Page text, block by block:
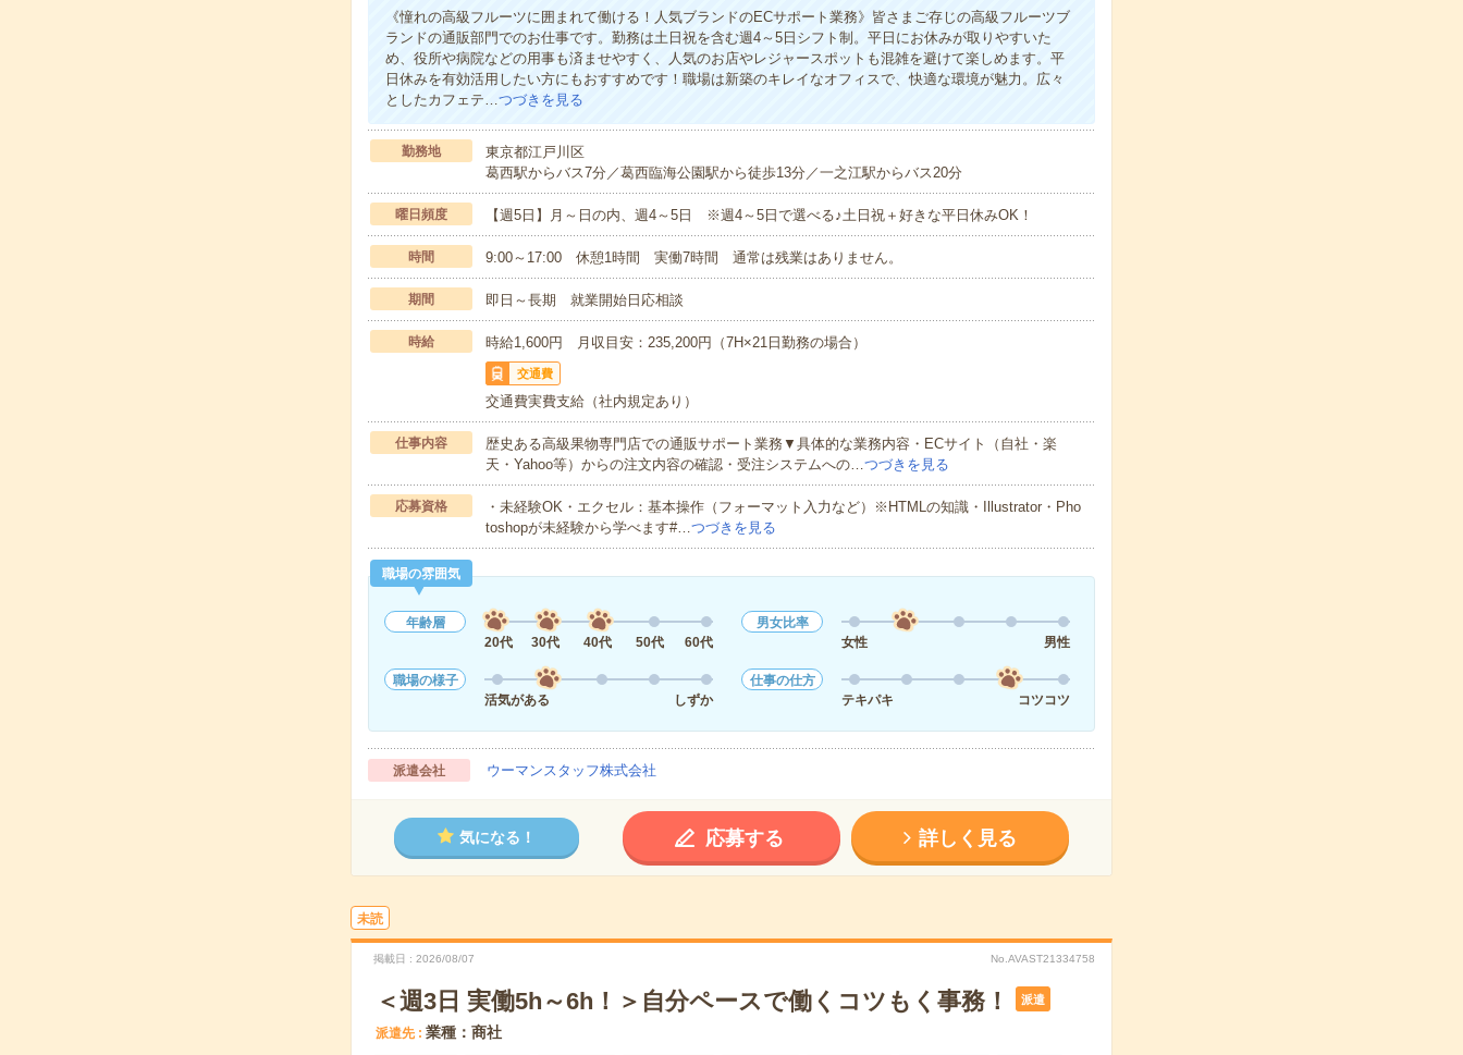
《憧れの高級フルーツに囲まれて働ける！人気ブランドのECサポート業務》皆さまご存じの高級フルーツブ
ランドの通販部門でのお仕事です。勤務は土日祝を含む週4～5日シフト制。平日にお休みが取りやすいた
め、役所や病院などの用事も済ませやすく、人気のお店やレジャースポットも混雑を避けて楽しめます。平
日休みを有効活用したい方にもおすすめです！職場は新築のキレイなオフィスで、快適な環境が魅力。広々
としたカフェテ…つづきを見る
勤務地
東京都江戸川区
葛西駅からバス7分／葛西臨海公園駅から徒歩13分／一之江駅からバス20分
曜日頻度 【週5日】月～日の内、週4～5日 ※週4～5日で選べる♪土日祝＋好きな平日休みOK！
時間 9:00～17:00 休憩1時間 実働7時間 通常は残業はありません。
期間 即日～長期 就業開始日応相談
時給 時給1,600円 月収目安：235,200円（7H×21日勤務の場合）
交通費
交通費実費支給（社内規定あり）
仕事内容
歴史ある高級果物専門店での通販サポート業務▼具体的な業務内容・ECサイト（自社・楽
天・Yahoo等）からの注文内容の確認・受注システムへの…つづきを見る
応募資格
・未経験OK・エクセル：基本操作（フォーマット入力など）※HTMLの知識・Illustrator・Pho
toshopが未経験から学べます#…つづきを見る
職場の雰囲気
年齢層
20代
30代 40代 50代 60代
男女比率
女性
男性
職場の様子
活気がある
しずか
仕事の仕方
テキパキ
コツコツ
派遣会社 ウーマンスタッフ株式会社
気になる！ 応募する 詳しく見る
未読
掲載日 2026/08/07 No.AVAST21334758
＜週3日 実働5h～6h！＞自分ペースで働くコツもく事務！ 派遣
派遣先 業種：商社